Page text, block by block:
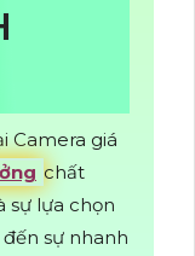
Camera giá
chất
sự lựa chọn
sự nhanh